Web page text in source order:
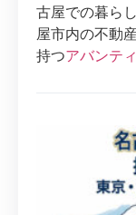
古屋での暮ら
屋市内の不動
持つアバンテ